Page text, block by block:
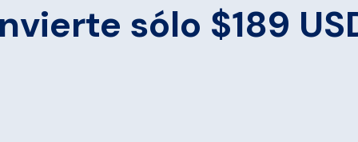
sólo $189